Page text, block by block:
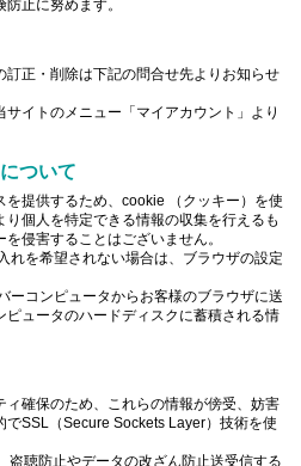
止に努めます。
正・削除は下記の問合せ先よりお知らせ
イトのメニュー「マイアカウント」より
ついて
提供するため、cookie （クッキー）を使
個人を特定できる情報の収集を行えるも
侵害することはございません。
れを希望されない場合は、ブラウザの設定
コンピュータからお客様のブラウザに送
ュータのハードディスクに蓄積される情
確保のため、これらの情報が傍受、妨害
でSSL（Secure Sockets Layer）技術を使
聴防止やデータの改ざん防止送受信する